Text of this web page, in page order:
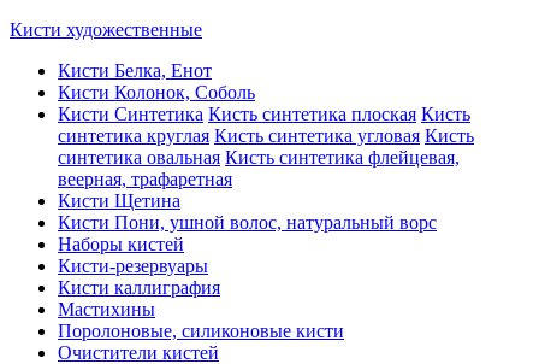
Кисти художественные
Кисти Белка, Енот
Кисти Колонок, Соболь
Кисти Синтетика Кисть синтетика плоская Кисть
синтетика круглая Кисть синтетика угловая Кисть
синтетика овальная Кисть синтетика флейцевая,
веерная, трафаретная
Кисти Щетина
Кисти Пони, ушной волос, натуральный ворс
Наборы кистей
Кисти-резервуары
Кисти каллиграфия
Мастихины
Поролоновые, силиконовые кисти
Очистители кистей